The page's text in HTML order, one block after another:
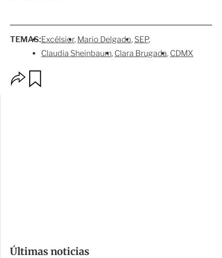
TEMAS:Excélsior Mario Delgado SEP
Claudia Sheinbaum Clara Brugada CDMX
p
Últimas noticias